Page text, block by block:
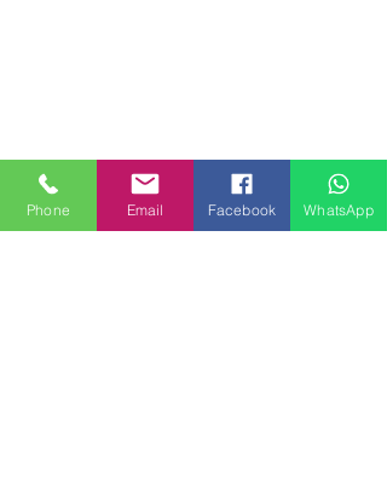
Phone Email Facebook WhatsApp